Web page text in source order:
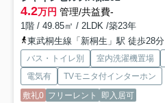
4.2万円 管理/共益費-
1階 / 49.85㎡ / 2LDK /築23年
東武桐生線「新桐生」駅 徒歩28分
バス・トイレ別 室内洗濯機置場
電気有
TVモニタ付インターホン
敷礼0 フリーレント 即入居可